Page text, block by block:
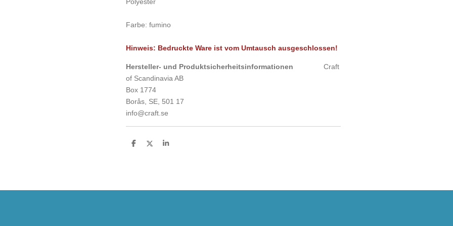
Farbe: fumino
Hinweis: Bedruckte Ware ist vom Umtausch ausgeschlossen!
Hersteller- und Produktsicherheitsinformationen Craft
of Scandinavia AB
Box 1774
Borås, SE, 501 17
info@craft.se
T
T
T